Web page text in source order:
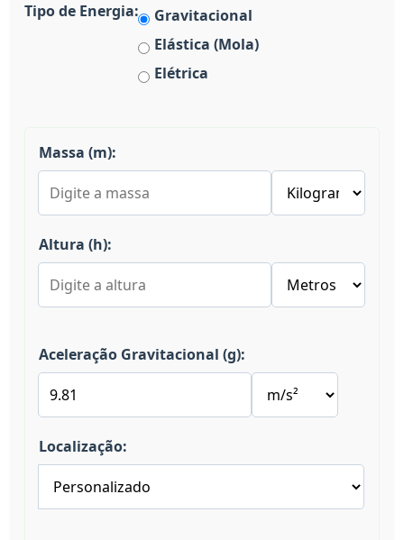
Tipo de Energia:
Gravitacional
Elástica (Mola)
Elétrica
Massa (m):
Altura (h):
Aceleração Gravitacional (g):
Localização: